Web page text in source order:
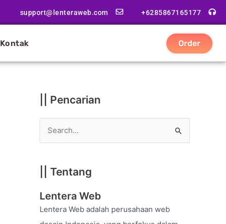
support@lenteraweb.com +6285867165177
Kontak Order
|| Pencarian
r
c
h
|| Tentang
Lentera Web
Lentera Web adalah perusahaan web
|
t
g
i